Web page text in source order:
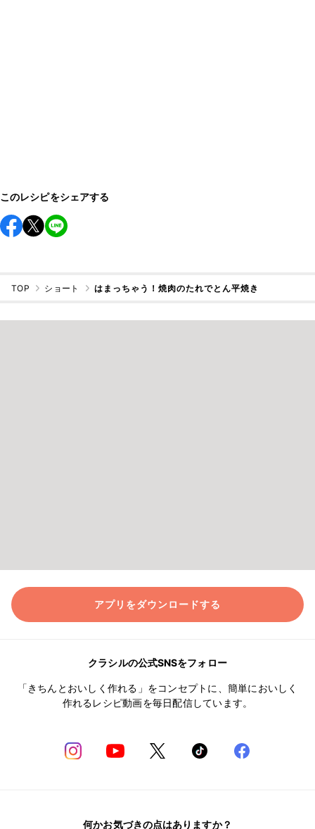
このレシピをシェアする
TOP ショート はまっちゃう！焼肉のたれでとん平焼き
アプリをダウンロードする
クラシルの公式SNSをフォロー
「きちんとおいしく作れる」をコンセプトに、簡単においしく
作れるレシピ動画を毎日配信しています。
何かお気づきの点はありますか？